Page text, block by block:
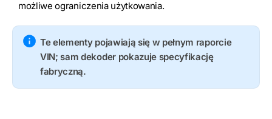
możliwe ograniczenia użytkowania.
Te elementy pojawiają się w pełnym raporcie
VIN; sam dekoder pokazuje specyfikację
fabryczną.